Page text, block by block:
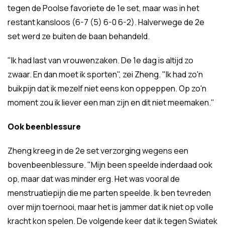
tegen de Poolse favoriete de 1e set, maar was in het
restant kansloos (6-7 (5) 6-0 6-2). Halverwege de 2e
set werd ze buiten de baan behandeld.
"Ik had last van vrouwenzaken. De 1e dag is altijd zo
zwaar. En dan moet ik sporten", zei Zheng. "Ik had zo'n
buikpijn dat ik mezelf niet eens kon oppeppen. Op zo'n
moment zou ik liever een man zijn en dit niet meemaken."
Ook beenblessure
Zheng kreeg in de 2e set verzorging wegens een
bovenbeenblessure. "Mijn been speelde inderdaad ook
op, maar dat was minder erg. Het was vooral de
menstruatiepijn die me parten speelde. Ik ben tevreden
over mijn toernooi, maar het is jammer dat ik niet op volle
kracht kon spelen. De volgende keer dat ik tegen Swiatek